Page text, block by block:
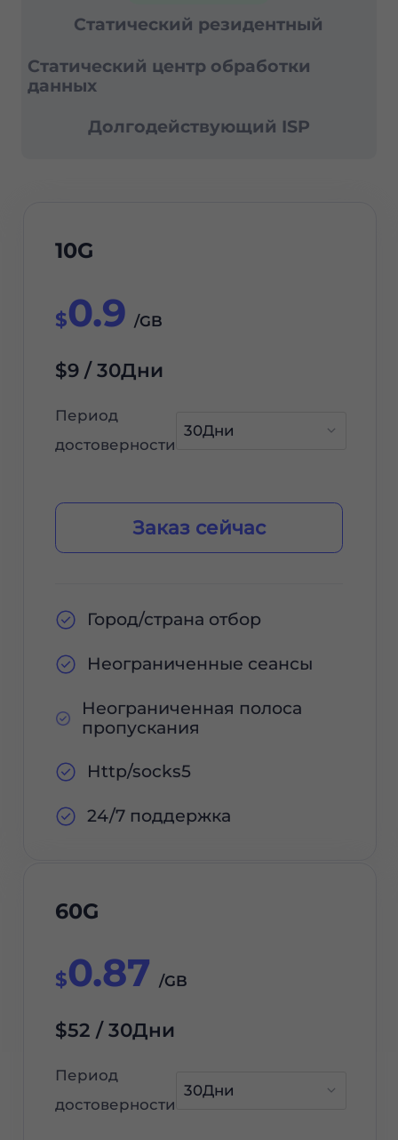
Статический резидентный
Статический центр обработки
данных
Долгодействующий ISP
10G
$0.9 /GB
$9 / 30Дни
Период
достоверности
Заказ сейчас
Город/страна отбор
Неограниченные сеансы
Неограниченная полоса
пропускания
Http/socks5
24/7 поддержка
60G
$0.87 /GB
$52 / 30Дни
Период
достоверности